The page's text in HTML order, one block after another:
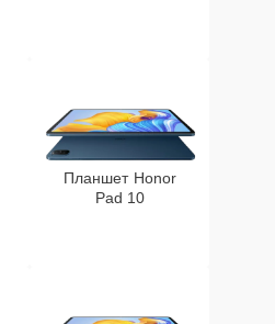
Планшет Honor
Pad 10